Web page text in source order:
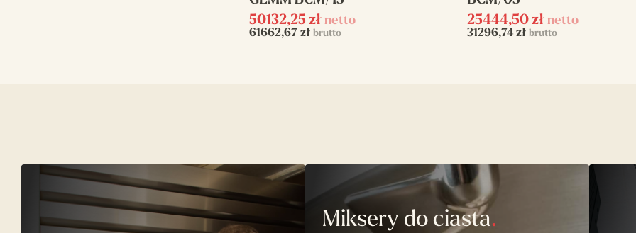
50132,25 zł netto
61662,67 zł brutto
25444,50 zł netto
31296,74 zł brutto
Miksery do ciasta.